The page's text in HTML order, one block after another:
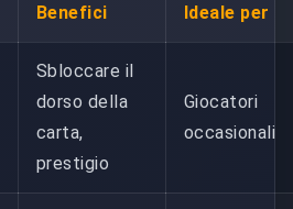
Benefici Ideale per
Sbloccare il
dorso della
carta,
prestigio
Giocatori
occasionali